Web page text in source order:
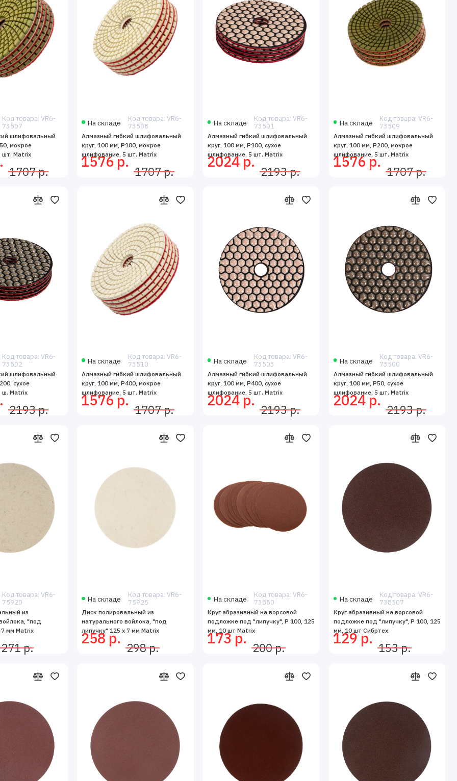
Код товара: VR6-
73507
шлифовальный
мокрое
шт. Matrix
1707 р.
На складе
Код товара: VR6-
73508
Алмазный гибкий шлифовальный
круг, 100 мм, P100, мокрое
шлифование, 5 шт. Matrix
1576 р.
1707 р.
На складе
Код товара: VR6-
73501
Алмазный гибкий шлифовальный
круг, 100 мм, P100, сухое
шлифование, 5 шт. Matrix
2024 р.
2193 р.
На складе
Код товара: VR6-
73509
Алмазный гибкий шлифовальный
круг, 100 мм, P200, мокрое
шлифование, 5 шт. Matrix
1576 р.
1707 р.
Код товара: VR6-
73502
шлифовальный
сухое
ш. Matrix
2193 р.
На складе
Код товара: VR6-
73510
Алмазный гибкий шлифовальный
круг, 100 мм, P400, мокрое
шлифование, 5 шт. Matrix
1576 р.
1707 р.
На складе
Код товара: VR6-
73503
Алмазный гибкий шлифовальный
круг, 100 мм, P400, сухое
шлифование, 5 шт. Matrix
2024 р.
2193 р.
На складе
Код товара: VR6-
73500
Алмазный гибкий шлифовальный
круг, 100 мм, P50, сухое
шлифование, 5 шт. Matrix
2024 р.
2193 р.
Код товара: VR6-
75920
из
"под
7 мм Matrix
271 р.
На складе
Код товара: VR6-
75925
Диск полировальный из
натурального войлока, "под
липучку" 125 х 7 мм Matrix
258 р.
298 р.
На складе
Код товара: VR6-
73850
Круг абразивный на ворсовой
подложке под "липучку", P 100, 125
мм, 10 шт Matrix
173 р.
200 р.
На складе
Код товара: VR6-
738507
Круг абразивный на ворсовой
подложке под "липучку", P 100, 125
мм, 10 шт Сибртех
129 р.
153 р.